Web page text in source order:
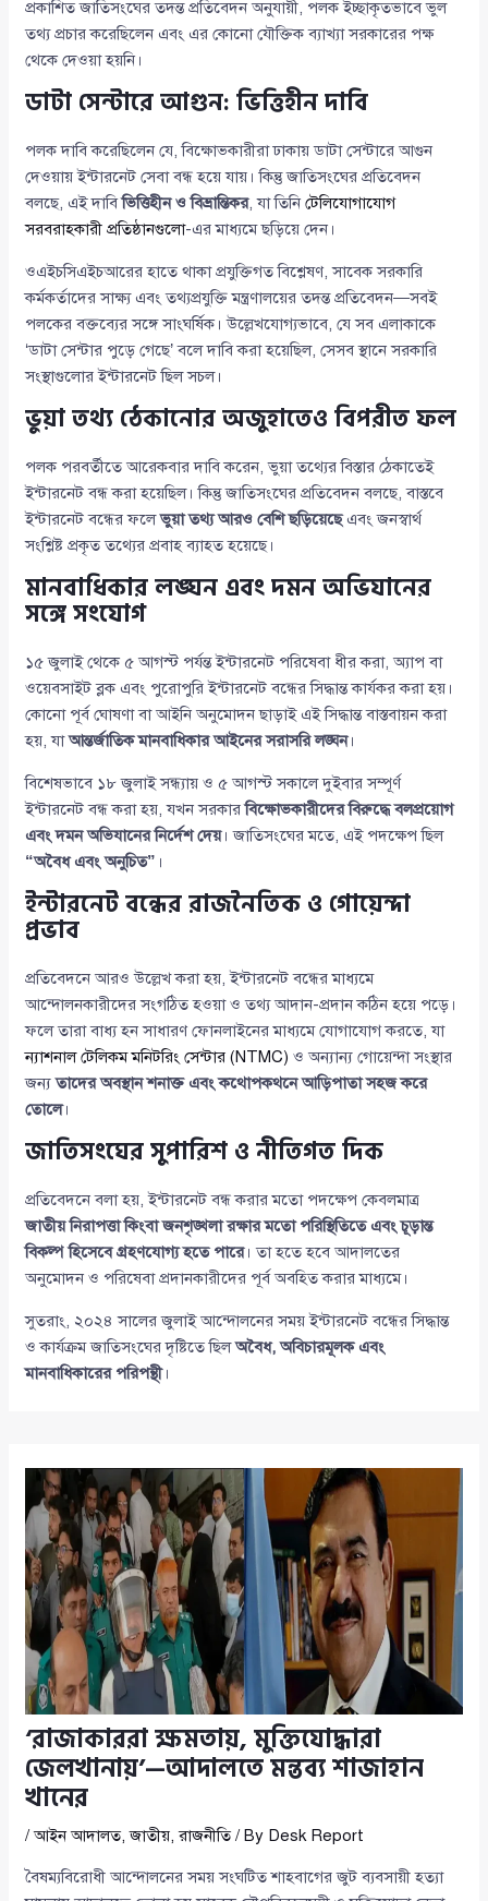
প্রকাশিত জাতিসংঘের তদন্ত প্রতিবেদন অনুযায়ী, পলক ইচ্ছাকৃতভাবে ভুল
তথ্য প্রচার করেছিলেন এবং এর কোনো যৌক্তিক ব্যাখ্যা সরকারের পক্ষ
থেকে দেওয়া হয়নি।
ডাটা সেন্টারে আগুন: ভিত্তিহীন দাবি
পলক দাবি করেছিলেন যে, বিক্ষোভকারীরা ঢাকায় ডাটা সেন্টারে আগুন
দেওয়ায় ইন্টারনেট সেবা বন্ধ হয়ে যায়। কিন্তু জাতিসংঘের প্রতিবেদন
বলছে, এই দাবিভিত্তিহীন ও বিভ্রান্তিকর, যা তিনিটেলিযোগাযোগ
সরবরাহকারী প্রতিষ্ঠানগুলো-এর মাধ্যমে ছড়িয়ে দেন।
ওএইচসিএইচআরের হাতে থাকা প্রযুক্তিগত বিশ্লেষণ, সাবেক সরকারি
কর্মকর্তাদের সাক্ষ্য এবং তথ্যপ্রযুক্তি মন্ত্রণালয়ের তদন্ত প্রতিবেদন—সবই
পলকের বক্তব্যের সঙ্গে সাংঘর্ষিক। উল্লেখযোগ্যভাবে, যে সব এলাকাকে
‘ডাটা সেন্টার পুড়ে গেছে’ বলে দাবি করা হয়েছিল, সেসব স্থানে সরকারি
সংস্থাগুলোর ইন্টারনেট ছিল সচল।
ভুয়া তথ্য ঠেকানোর অজুহাতেও বিপরীত ফল
পলক পরবর্তীতে আরেকবার দাবি করেন, ভুয়া তথ্যের বিস্তার ঠেকাতেই
ইন্টারনেট বন্ধ করা হয়েছিল। কিন্তু জাতিসংঘের প্রতিবেদন বলছে, বাস্তবে
ইন্টারনেট বন্ধের ফলেভুয়া তথ্য আরও বেশি ছড়িয়েছেএবং জনস্বার্থ
সংশ্লিষ্ট প্রকৃত তথ্যের প্রবাহ ব্যাহত হয়েছে।
মানবাধিকার লঙ্ঘন এবং দমন অভিযানের
সঙ্গে সংযোগ
১৫ জুলাই থেকে ৫ আগস্ট পর্যন্ত ইন্টারনেট পরিষেবা ধীর করা, অ্যাপ বা
ওয়েবসাইট ব্লক এবং পুরোপুরি ইন্টারনেট বন্ধের সিদ্ধান্ত কার্যকর করা হয়।
কোনো পূর্ব ঘোষণা বা আইনি অনুমোদন ছাড়াই এই সিদ্ধান্ত বাস্তবায়ন করা
হয়, যাআন্তর্জাতিক মানবাধিকার আইনের সরাসরি লঙ্ঘন।
বিশেষভাবে ১৮ জুলাই সন্ধ্যায় ও ৫ আগস্ট সকালে দুইবার সম্পূর্ণ
ইন্টারনেট বন্ধ করা হয়, যখন সরকারবিক্ষোভকারীদের বিরুদ্ধে বলপ্রয়োগ
এবং দমন অভিযানের নির্দেশ দেয়। জাতিসংঘের মতে, এই পদক্ষেপ ছিল
“অবৈধ এবং অনুচিত” ।
ইন্টারনেট বন্ধের রাজনৈতিক ও গোয়েন্দা
প্রভাব
প্রতিবেদনে আরও উল্লেখ করা হয়, ইন্টারনেট বন্ধের মাধ্যমে
আন্দোলনকারীদের সংগঠিত হওয়া ও তথ্য আদান-প্রদান কঠিন হয়ে পড়ে।
ফলে তারা বাধ্য হন সাধারণ ফোনলাইনের মাধ্যমে যোগাযোগ করতে, যা
ন্যাশনাল টেলিকম মনিটরিং সেন্টার (NTMC) ও অন্যান্য গোয়েন্দা সংস্থার
জন্যতাদের অবস্থান শনাক্ত এবং কথোপকথনে আড়িপাতা সহজ করে
তোলে।
জাতিসংঘের সুপারিশ ও নীতিগত দিক
প্রতিবেদনে বলা হয়, ইন্টারনেট বন্ধ করার মতো পদক্ষেপ কেবলমাত্র
জাতীয় নিরাপত্তা কিংবা জনশৃঙ্খলা রক্ষার মতো পরিস্থিতিতে এবং চূড়ান্ত
বিকল্প হিসেবে গ্রহণযোগ্য হতে পারে। তা হতে হবে আদালতের
অনুমোদন ও পরিষেবা প্রদানকারীদের পূর্ব অবহিত করার মাধ্যমে।
সুতরাং, ২০২৪ সালের জুলাই আন্দোলনের সময় ইন্টারনেট বন্ধের সিদ্ধান্ত
ও কার্যক্রম জাতিসংঘের দৃষ্টিতে ছিলঅবৈধ, অবিচারমূলক এবং
মানবাধিকারের পরিপন্থী।
‘রাজাকাররা ক্ষমতায়, মুক্তিযোদ্ধারা
জেলখানায়’—আদালতে মন্তব্য শাজাহান
খানের
/আইন আদালত,জাতীয়,রাজনীতি/ By Desk Report
বৈষম্যবিরোধী আন্দোলনের সময় সংঘটিত শাহবাগের জুট ব্যবসায়ী হত্যা